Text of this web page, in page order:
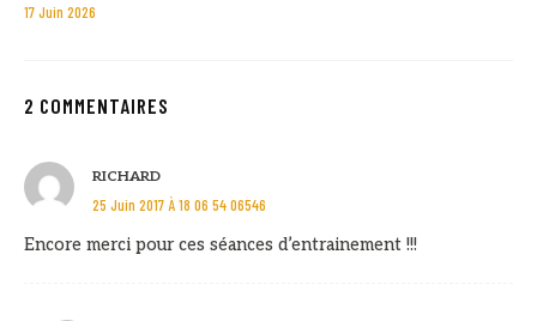
17 Juin 2026
2 COMMENTAIRES
RICHARD
25 Juin 2017 À 18 06 54 06546
Encore merci pour ces séances d’entrainement !!!